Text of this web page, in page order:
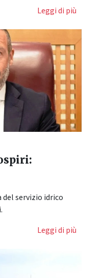
Leggi di più
servizio idrico
Leggi di più